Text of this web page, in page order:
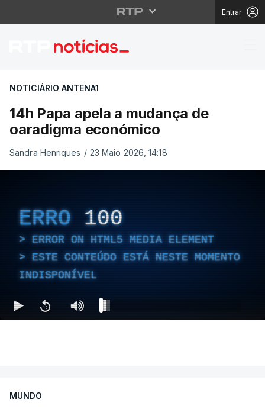
Entrar
14h Papa apela a
NOTICIÁRIO ANTENA1
14h Papa apela a mudança de
oaradigma económico
Sandra Henriques / 23 Maio 2026, 14:18
ERRO 100
ERROR ON HTML5 MEDIA ELEMENT
ESTE CONTEÚDO ESTÁ NESTE MOMENTO
INDISPONÍVEL
MUNDO